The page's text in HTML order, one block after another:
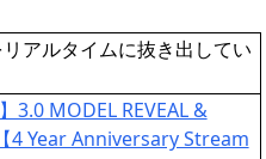
ルタイムに抜き出してい
3.0 MODEL REVEAL &
4 Year Anniversary Stream